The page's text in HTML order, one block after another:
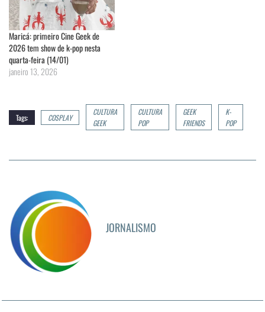
Maricá: primeiro Cine Geek de
2026 tem show de k-pop nesta
quarta-feira (14/01)
janeiro 13, 2026
Tags: COSPLAY
CULTURA
GEEK
CULTURA
POP
GEEK
FRIENDS
K-
POP
JORNALISMO